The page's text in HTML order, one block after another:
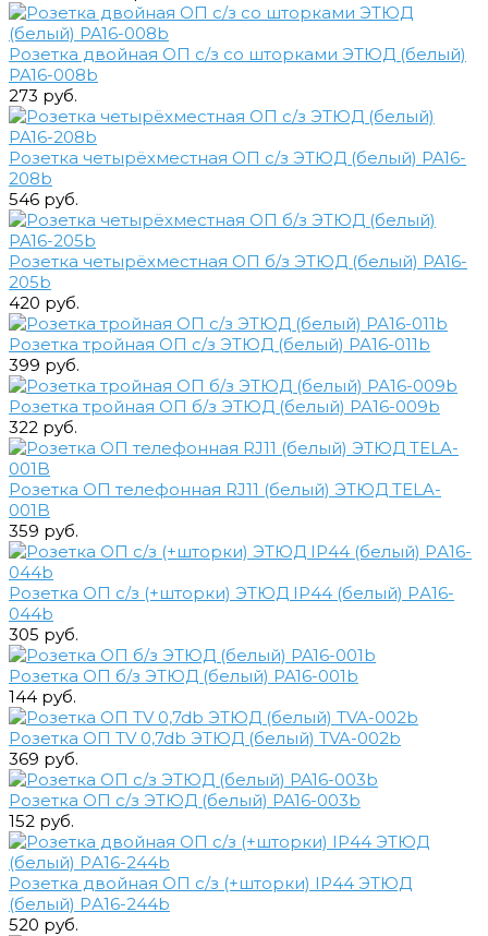
Розетка двойная ОП c/з со шторками ЭТЮД (белый)
PA16-008b
273 руб.
Розетка четырёхместная ОП с/з ЭТЮД (белый) PA16-
208b
546 руб.
Розетка четырёхместная ОП б/з ЭТЮД (белый) PA16-
205b
420 руб.
Розетка тройная ОП с/з ЭТЮД (белый) РА16-011b
399 руб.
Розетка тройная ОП б/з ЭТЮД (белый) РА16-009b
322 руб.
Розетка ОП телефонная RJ11 (белый) ЭТЮД TELA-
001B
359 руб.
Розетка ОП с/з (+шторки) ЭТЮД IP44 (белый) PА16-
044b
305 руб.
Розетка ОП б/з ЭТЮД (белый) PA16-001b
144 руб.
Розетка ОП TV 0,7db ЭТЮД (белый) TVA-002b
369 руб.
Розетка ОП c/з ЭТЮД (белый) PA16-003b
152 руб.
Розетка двойная ОП с/з (+шторки) IP44 ЭТЮД
(белый) PА16-244b
520 руб.